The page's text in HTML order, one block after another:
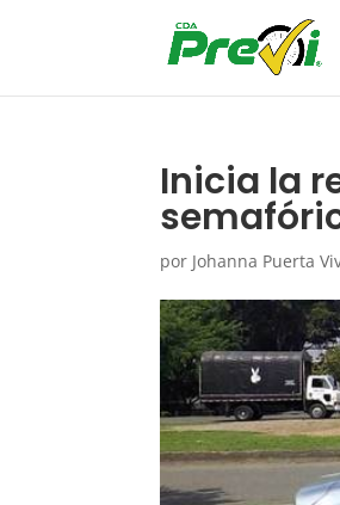
Inicia la
por Johanna Puerta